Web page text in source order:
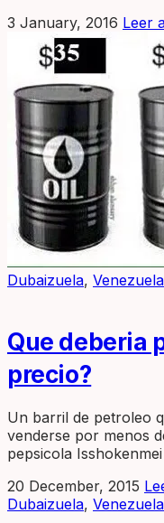
3 January, 2016 Leer
Dubaizuela, Venezuela
Que deberia
precio?
Un barril de petroleo
venderse por menos
pepsicola
20 December, 2015
Dubaizuela, Venezuela